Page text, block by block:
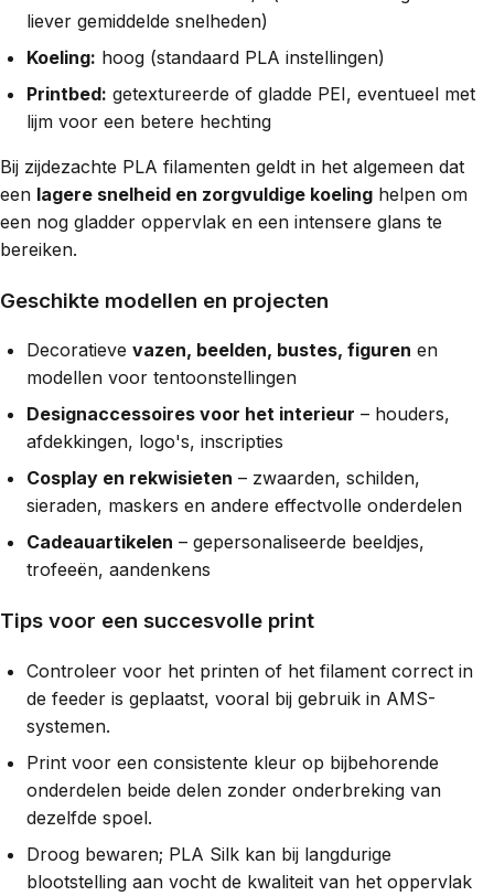
liever gemiddelde snelheden)
Koeling: hoog (standaard PLA instellingen)
Printbed: getextureerde of gladde PEI, eventueel met
lijm voor een betere hechting
Bij zijdezachte PLA filamenten geldt in het algemeen dat
een lagere snelheid en zorgvuldige koeling helpen om
een nog gladder oppervlak en een intensere glans te
bereiken.
Geschikte modellen en projecten
Decoratieve vazen, beelden, bustes, figuren en
modellen voor tentoonstellingen
Designaccessoires voor het interieur – houders,
afdekkingen, logo's, inscripties
Cosplay en rekwisieten – zwaarden, schilden,
sieraden, maskers en andere effectvolle onderdelen
Cadeauartikelen – gepersonaliseerde beeldjes,
trofeeën, aandenkens
Tips voor een succesvolle print
Controleer voor het printen of het filament correct in
de feeder is geplaatst, vooral bij gebruik in AMS-
systemen.
Print voor een consistente kleur op bijbehorende
onderdelen beide delen zonder onderbreking van
dezelfde spoel.
Droog bewaren; PLA Silk kan bij langdurige
blootstelling aan vocht de kwaliteit van het oppervlak